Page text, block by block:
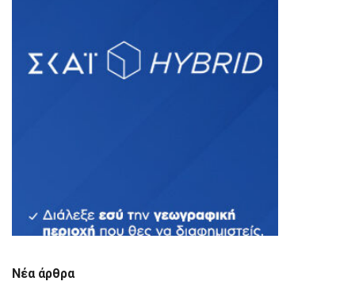
Νέα άρθρα